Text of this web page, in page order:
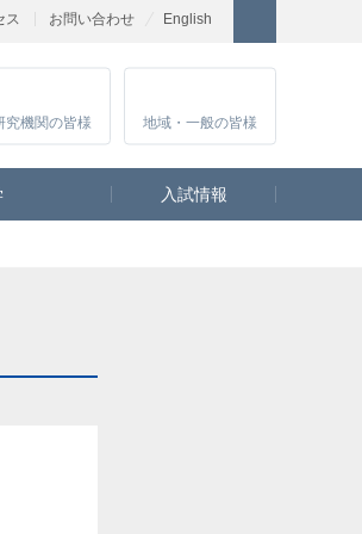
ス お問い合わせ English
究機関の皆様 地域・一般の皆様
入試情報